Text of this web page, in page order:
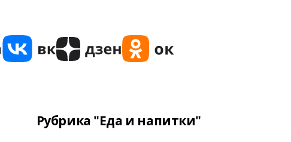
Рубрика "Еда и напитки"